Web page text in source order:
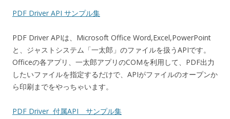
PDF Driver API サンプル集
PDF Driver APIは、Microsoft Office Word,Excel,PowerPoint
と、ジャストシステム「一太郎」のファイルを扱うAPIです。
Officeの各アプリ、一太郎アプリのCOMを利用して、PDF出力
したいファイルを指定するだけで、APIがファイルのオープンか
ら印刷までをやっちゃいます。
PDF Driver 付属API サンプル集